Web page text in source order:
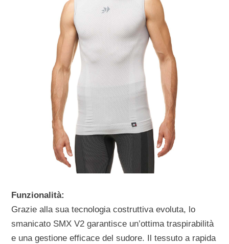
Funzionalità:
Grazie alla sua tecnologia costruttiva evoluta, lo
smanicato SMX V2 garantisce un’ottima traspirabilità
e una gestione efficace del sudore. Il tessuto a rapida